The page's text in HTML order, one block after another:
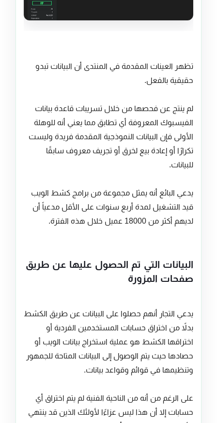
تظهر العينات المقدمة في المنتدى أن البيانات تبدو
حقيقية بالفعل.
لم ينتج عن فحصها من خلال تسريبات قاعدة بيانات
الفيسبوك المعروفة أي تطابق مما يعني أنه للوهلة
الأولى فإن البيانات النموذجية المقدمة فريدة وليست
تكرارًا أو إعادة بيع لخرق أو تجريف معروف سابقًا
للبيانات.
يدعي البائع أنه يمثل مجموعة من برامج كشط الويب
قيد التشغيل لمدة أربع سنوات على الأقل مدعياً أن
لديهم أكثر من 18000 عميل خلال هذه الفترة.
البيانات التي تم الحصول عليها عن طريق
صفحات المزورة
يدعي التجار أنهم حصلوا على البيانات عن طريق الكشط
بدلاً من اختراق حسابات المستخدمين الفردية أو
اختراقها الكشط هو عملية استخراج بيانات الويب أو
حصادها حيث يتم الوصول إلى البيانات المتاحة للجمهور
وتنظيمها في قوائم وقواعد بيانات.
على الرغم من أنه من الناحية الفنية لم يتم اختراق أي
حسابات إلا أن هذا ليس عزاءًا لأولئك الذين قد ينتهي